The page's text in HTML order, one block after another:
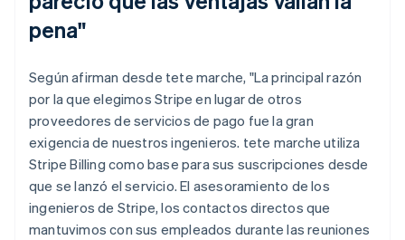
pena"
Según afirman desde tete marche, "La principal razón
por la que elegimos Stripe en lugar de otros
proveedores de servicios de pago fue la gran
exigencia de nuestros ingenieros. tete marche utiliza
Stripe Billing como base para sus suscripciones desde
que se lanzó el servicio. El asesoramiento de los
ingenieros de Stripe, los contactos directos que
mantuvimos con sus empleados durante las reuniones